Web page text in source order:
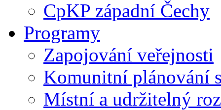
CpKP západní Čechy
Programy
Zapojování veřejnosti
Komunitní plánování
Místní a udržitelný